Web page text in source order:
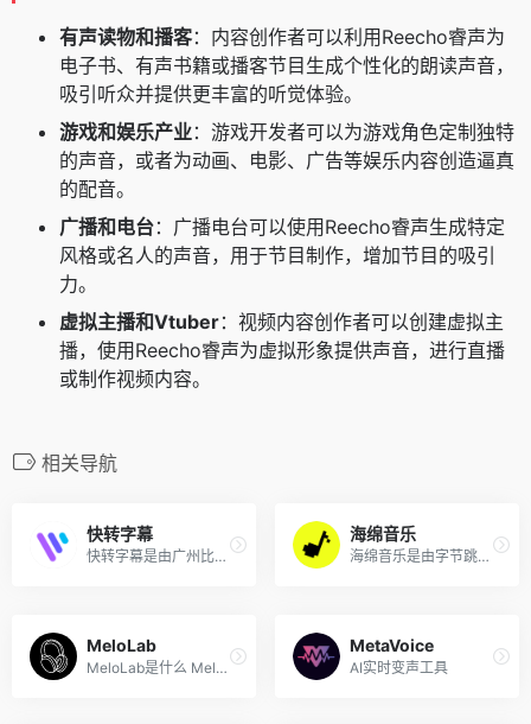
有声读物和播客：内容创作者可以利用Reecho睿声为
电子书、有声书籍或播客节目生成个性化的朗读声音，
吸引听众并提供更丰富的听觉体验。
游戏和娱乐产业：游戏开发者可以为游戏角色定制独特
的声音，或者为动画、电影、广告等娱乐内容创造逼真
的配音。
广播和电台：广播电台可以使用Reecho睿声生成特定
风格或名人的声音，用于节目制作，增加节目的吸引
力。
虚拟主播和Vtuber：视频内容创作者可以创建虚拟主
播，使用Reecho睿声为虚拟形象提供声音，进行直播
或制作视频内容。
相关导航
快转字幕
快转字幕是由广州比高网络科...
海绵音乐
海绵音乐是由字节跳动公司推...
MeloLab
MeloLab是什么 MeloLab 是一...
MetaVoice
AI实时变声工具